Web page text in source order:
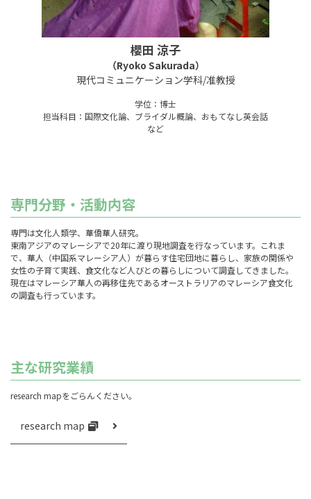
櫻田 涼子
（Ryoko Sakurada）
現代コミュニケーション学科/准教授
学位：博士
担当科目：国際文化論、ブライダル概論、おもてなし英会話
など
専門分野・活動内容
専門は文化人類学、華僑華人研究。
東南アジアのマレーシアで20年に渡り現地調査を行なっています。これま
で、華人（中国系マレーシア人）が暮らす住宅団地に暮らし、家族の関係や
女性の子育て実践、食文化など人びとの暮らしについて調査してきました。
現在はマレーシア華人の再移住先であるオーストラリアのマレーシア食文化
の調査も行っています。
主な研究業績
research mapをごらんください。
research map